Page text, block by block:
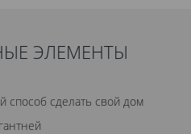
ЭЛЕМЕНТЫ
способ сделать свой дом